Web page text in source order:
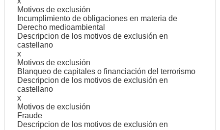
Motivos de exclusión
Incumplimiento de obligaciones en materia de
Derecho medioambiental
Descripcion de los motivos de exclusión en
castellano
x
Motivos de exclusión
Blanqueo de capitales o financiación del terrorismo
Descripcion de los motivos de exclusión en
castellano
x
Motivos de exclusión
Fraude
Descripcion de los motivos de exclusión en